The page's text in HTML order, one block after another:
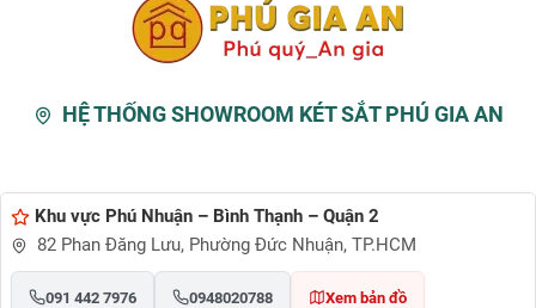
HỆ THỐNG SHOWROOM KÉT SẮT PHÚ GIA AN
Khu vực Phú Nhuận – Bình Thạnh – Quận 2
82 Phan Đăng Lưu, Phường Đức Nhuận, TP.HCM
091 442 7976 0948020788 Xem bản đồ